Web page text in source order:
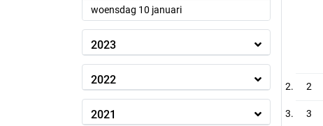
woensdag 10 januari2024
2023
2022
2021
2
3